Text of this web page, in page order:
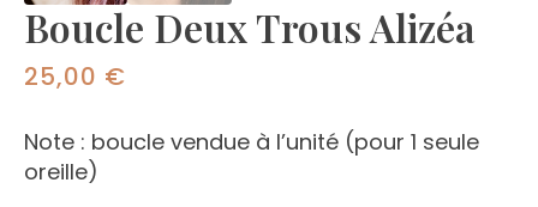
Boucle Deux Trous Alizéa
25,00 €
Note : boucle vendue à l’unité (pour 1 seule
oreille)